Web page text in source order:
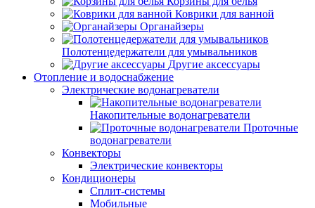
Коврики для ванной
Органайзеры
Полотенцедержатели для умывальников
Другие аксессуары
Отопление и водоснабжение
Электрические водонагреватели
Накопительные водонагреватели
Проточные
водонагреватели
Конвекторы
Электрические конвекторы
Кондиционеры
Сплит-системы
Мобильные